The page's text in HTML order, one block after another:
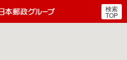
郵便局・日本郵政グルー
検索
TOP